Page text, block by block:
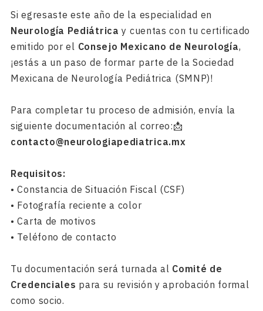
Si egresaste este año de la especialidad en
Neurología Pediátrica y cuentas con tu certificado
emitido por el Consejo Mexicano de Neurología,
¡estás a un paso de formar parte de la Sociedad
Mexicana de Neurología Pediátrica (SMNP)!
Para completar tu proceso de admisión, envía la
siguiente documentación al correo:📩
contacto@neurologiapediatrica.mx
Requisitos:
• Constancia de Situación Fiscal (CSF)
• Fotografía reciente a color
• Carta de motivos
• Teléfono de contacto
Tu documentación será turnada al Comité de
Credenciales para su revisión y aprobación formal
como socio.